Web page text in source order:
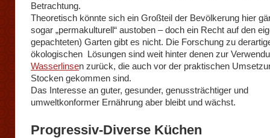
Betrachtung.
Theoretisch könnte sich ein Großteil der Bevölkerung hier
sogar „permakulturell“ austoben – doch ein Recht auf den
gepachteten) Garten gibt es nicht. Die Forschung zu
ökologischen Lösungen sind weit hinter denen zur
Wasserlinsen zurück, die auch vor der praktischen
Stocken gekommen sind.
Das Interesse an guter, gesunder, genussträchtiger und
umweltkonformer Ernährung aber bleibt und wächst.
Progressiv-Diverse Küchen